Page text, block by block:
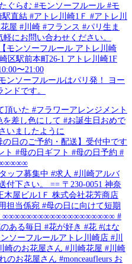
ぐらむ #モンソーフルール #モ
直結 #アトレ川崎1Ｆ #アトレ川
屋 #川崎 #フランス #パリ生ま
にお問い合わせください。
ーフルール アトレ川崎
区駅前本町26-1 アトレ川崎1F
〜21:00
フルールはパリ発！ ヨー
ドです。
いた #フラワーアレンジメント
差し色にして #お誕生日おめで
いましたように
のご予約・配送】受付中です
ト #母の日ギフト #母の日予約 #
募集中 #求人 #川崎アルバ
付下さい。 == 〒230-0051 神奈
木屋ビル1Ｆ 株式会社花芳商店
担当係宛 #母の日に向けて短期
♪ ∞∞∞∞∞∞∞∞∞∞∞∞∞∞∞∞∞∞∞ #
ある毎日 #花が好き #花 #はな
ソーフルールアトレ川崎店 #川
崎のお花屋さん #川崎花屋 #川崎
お花屋さん #monceaufleurs お